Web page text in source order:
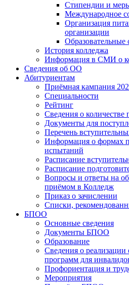
Стипендии и
Международное
Организация
организации
Образовательные
История колледжа
Информация в СМИ о
Сведения об ОО
Абитуриентам
Приёмная кампания
Специальности
Рейтинг
Сведения о количестве
Документы для
Перечень
Информация о формах
испытаний
Расписание
Расписание
Вопросы и ответы на
приёмом в Колледж
Приказ о зачислении
Списки,
БПОО
Основные сведения
Документы БПОО
Образование
Сведения о реализации
программ для
Профориентация и
Мероприятия